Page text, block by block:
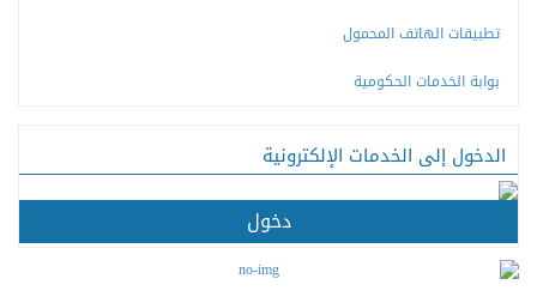
تطبيقات الهاتف المحمول
بوابة الخدمات الحكومية
الدخول إلى الخدمات الإلكترونية
دخول